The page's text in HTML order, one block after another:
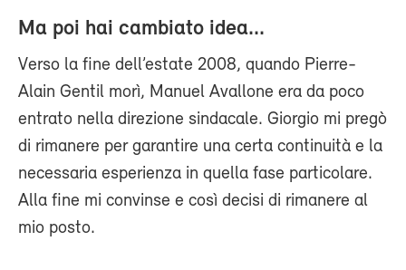
Ma poi hai cambiato idea...
Verso la fine dell’estate 2008, quando Pierre-
Alain Gentil morì, Manuel Avallone era da poco
entrato nella direzione sindacale. Giorgio mi pregò
di rimanere per garantire una certa continuità e la
necessaria esperienza in quella fase particolare.
Alla fine mi convinse e così decisi di rimanere al
mio posto.